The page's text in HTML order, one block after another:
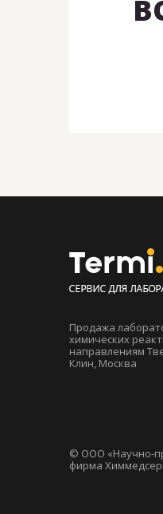
Продажа
химических
направлениям
Клин, Москва
© ООО «Научно-
фирма